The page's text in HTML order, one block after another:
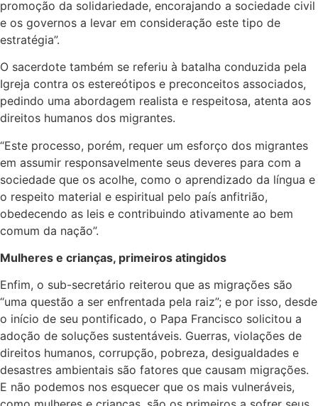
promoção da solidariedade, encorajando a sociedade civil
e os governos a levar em consideração este tipo de
estratégia”.
O sacerdote também se referiu à batalha conduzida pela
Igreja contra os estereótipos e preconceitos associados,
pedindo uma abordagem realista e respeitosa, atenta aos
direitos humanos dos migrantes.
“Este processo, porém, requer um esforço dos migrantes
em assumir responsavelmente seus deveres para com a
sociedade que os acolhe, como o aprendizado da língua e
o respeito material e espiritual pelo país anfitrião,
obedecendo as leis e contribuindo ativamente ao bem
comum da nação”.
Mulheres e crianças, primeiros atingidos
Enfim, o sub-secretário reiterou que as migrações são
“uma questão a ser enfrentada pela raiz”; e por isso, desde
o início de seu pontificado, o Papa Francisco solicitou a
adoção de soluções sustentáveis. Guerras, violações de
direitos humanos, corrupção, pobreza, desigualdades e
desastres ambientais são fatores que causam migrações.
E não podemos nos esquecer que os mais vulneráveis,